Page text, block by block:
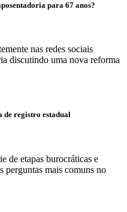
para 67 anos?
nas redes sociais
discutindo uma nova reforma
de registro estadual
de etapas burocráticas e
perguntas mais comuns no